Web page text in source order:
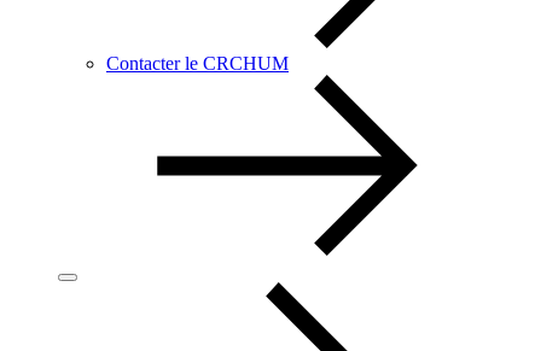
Contacter le CRCHUM